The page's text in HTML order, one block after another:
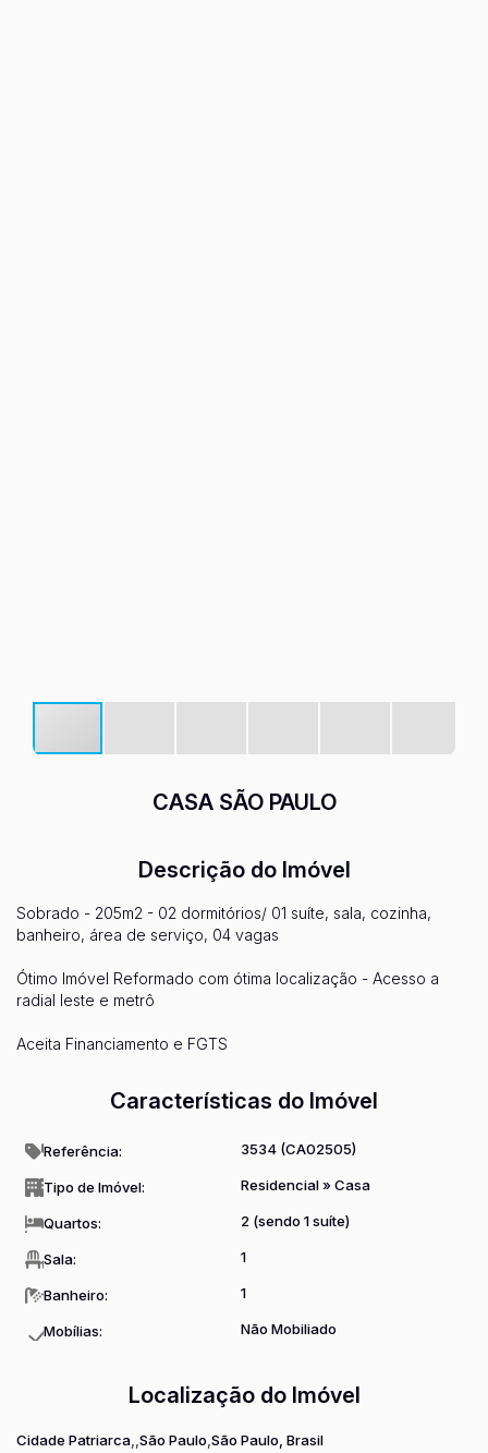
CASA SÃO PAULO
Descrição do Imóvel
Sobrado - 205m2 - 02 dormitórios/ 01 suíte, sala, cozinha,
banheiro, área de serviço, 04 vagas
Ótimo Imóvel Reformado com ótima localização - Acesso a
radial leste e metrô
Aceita Financiamento e FGTS
Características do Imóvel
Referência: 3534 (CA02505)
Tipo de Imóvel: Residencial» Casa
Quartos: 2 (sendo 1 suíte)
Sala: 1
Banheiro: 1
Mobílias: Não Mobiliado
Localização do Imóvel
Cidade Patriarca São Paulo São Paulo, Brasil